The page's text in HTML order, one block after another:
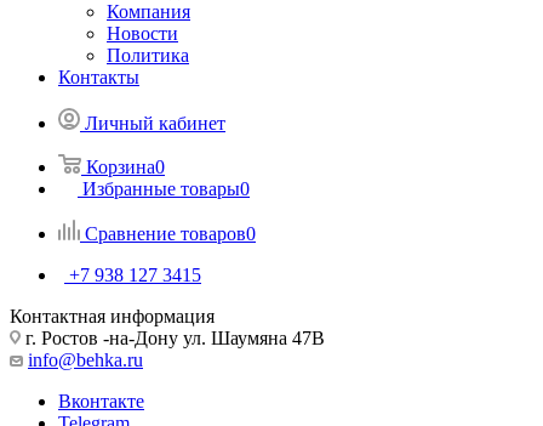
Компания
Новости
Политика
Контакты
Личный кабинет
Корзина0
Избранные товары0
Сравнение товаров0
+7 938 127 3415
Контактная информация
г. Ростов -на-Дону ул. Шаумяна 47В
info@behka.ru
Вконтакте